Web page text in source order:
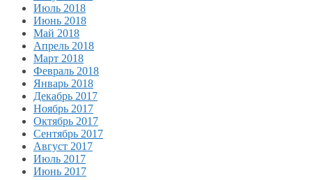
Июль 2018
Июнь 2018
Май 2018
Апрель 2018
Март 2018
Февраль 2018
Январь 2018
Декабрь 2017
Ноябрь 2017
Октябрь 2017
Сентябрь 2017
Август 2017
Июль 2017
Июнь 2017